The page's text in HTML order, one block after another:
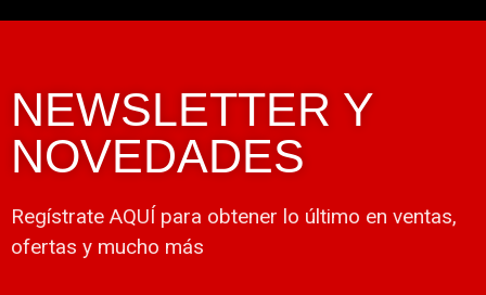
NEWSLETTER Y
NOVEDADES
Regístrate AQUÍ para obtener lo último en ventas,
ofertas y mucho más